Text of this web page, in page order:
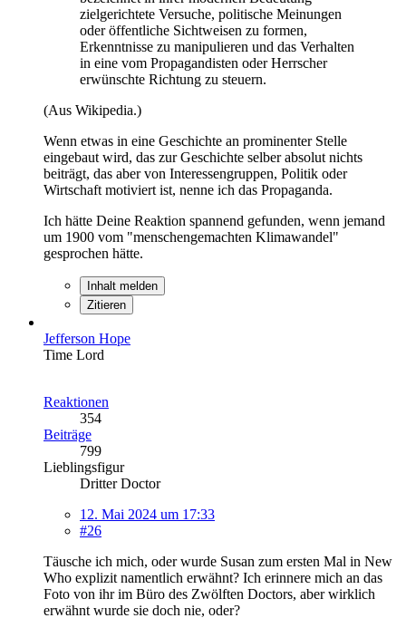
zielgerichtete Versuche, politische Meinungen
oder öffentliche Sichtweisen zu formen,
Erkenntnisse zu manipulieren und das Verhalten
in eine vom Propagandisten oder Herrscher
erwünschte Richtung zu steuern.
(Aus Wikipedia.)
Wenn etwas in eine Geschichte an prominenter Stelle
eingebaut wird, das zur Geschichte selber absolut nichts
beiträgt, das aber von Interessengruppen, Politik oder
Wirtschaft motiviert ist, nenne ich das Propaganda.
Ich hätte Deine Reaktion spannend gefunden, wenn jemand
um 1900 vom "menschengemachten Klimawandel"
gesprochen hätte.
Inhalt melden
Zitieren
Jefferson Hope
Time Lord
Reaktionen
354
Beiträge
799
Lieblingsfigur
Dritter Doctor
12. Mai 2024 um 17:33
#26
Täusche ich mich, oder wurde Susan zum ersten Mal in New
Who explizit namentlich erwähnt? Ich erinnere mich an das
Foto von ihr im Büro des Zwölften Doctors, aber wirklich
erwähnt wurde sie doch nie, oder?